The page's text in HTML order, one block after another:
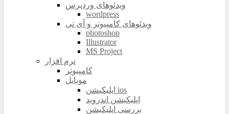
ویدئوهای وردپرس
wordpress
ویدئوهای کامپیوتر و آی تی
photoshop
Illustrator
MS Project
نرم افزار
کامپیوتر
موبایل
اپلیکیشن ios
اپلیکیشن اندروید
بررسی اپلیکیشن